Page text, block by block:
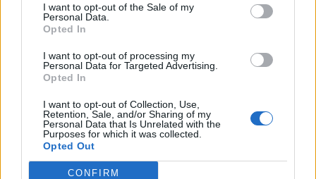
I want to opt-out of the Sale of my
Personal Data.
Opted In
I want to opt-out of processing my
Personal Data for Targeted Advertising.
Opted In
I want to opt-out of Collection, Use,
Retention, Sale, and/or Sharing of my
Personal Data that Is Unrelated with the
Purposes for which it was collected.
Opted Out
CONFIRM
SPETTACOLI
17 Agosto 2026
Ad Alta Valle Intelvi appuntamento
Alta Valle Intelvi